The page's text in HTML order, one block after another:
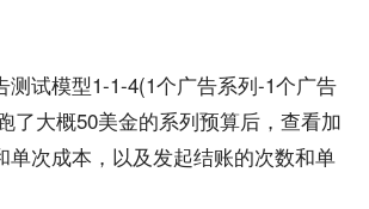
测试模型1-1-4(1个广告系列-1个广告
了大概50美金的系列预算后，查看加
单次成本，以及发起结账的次数和单